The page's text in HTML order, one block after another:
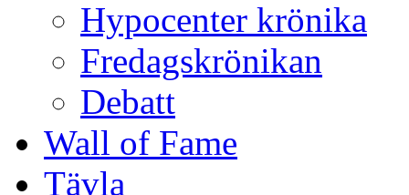
Hypocenter krönika
Fredagskrönikan
Debatt
Wall of Fame
Tävla